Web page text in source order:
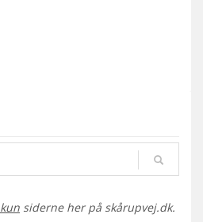
kun siderne her på skårupvej.dk.